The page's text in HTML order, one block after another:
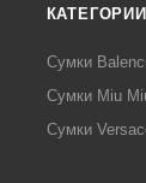
КАТЕГОРИИ
Сумки
Сумки Miu
Сумки